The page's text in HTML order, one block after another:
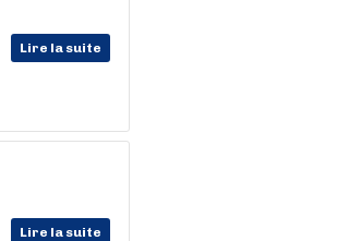
Lire la suite
Lire la suite